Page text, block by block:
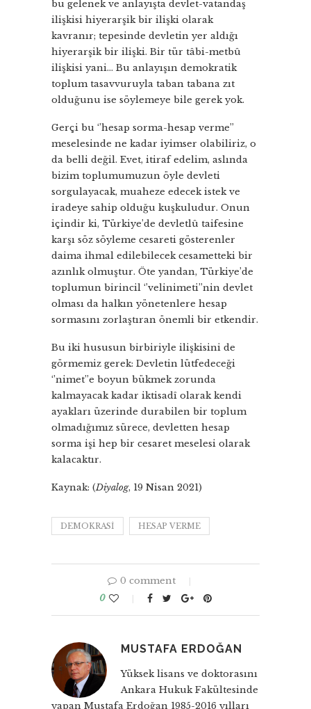
bu gelenek ve anlayışta devlet-vatandaş
ilişkisi hiyerarşik bir ilişki olarak
kavranır; tepesinde devletin yer aldığı
hiyerarşik bir ilişki. Bir tür tâbi-metbû
ilişkisi yani… Bu anlayışın demokratik
toplum tasavvuruyla taban tabana zıt
olduğunu ise söylemeye bile gerek yok.
Gerçi bu ‘’hesap sorma-hesap verme’’
meselesinde ne kadar iyimser olabiliriz, o
da belli değil. Evet, itiraf edelim, aslında
bizim toplumumuzun öyle devleti
sorgulayacak, muaheze edecek istek ve
iradeye sahip olduğu kuşkuludur. Onun
içindir ki, Türkiye’de devletlû taifesine
karşı söz söyleme cesareti gösterenler
daima ihmal edilebilecek cesametteki bir
azınlık olmuştur. Öte yandan, Türkiye’de
toplumun birincil ‘’velinimeti’’nin devlet
olması da halkın yönetenlere hesap
sormasını zorlaştıran önemli bir etkendir.
Bu iki hususun birbiriyle ilişkisini de
görmemiz gerek: Devletin lütfedeceği
‘’nimet’’e boyun bükmek zorunda
kalmayacak kadar iktisadî olarak kendi
ayakları üzerinde durabilen bir toplum
olmadığımız sürece, devletten hesap
sorma işi hep bir cesaret meselesi olarak
kalacaktır.
Kaynak: (Diyalog, 19 Nisan 2021)
DEMOKRASI HESAP VERME
0 comment
0
MUSTAFA ERDOĞAN
Yüksek lisans ve doktorasını
Ankara Hukuk Fakültesinde
yapan Mustafa Erdoğan 1985-2016 yılları